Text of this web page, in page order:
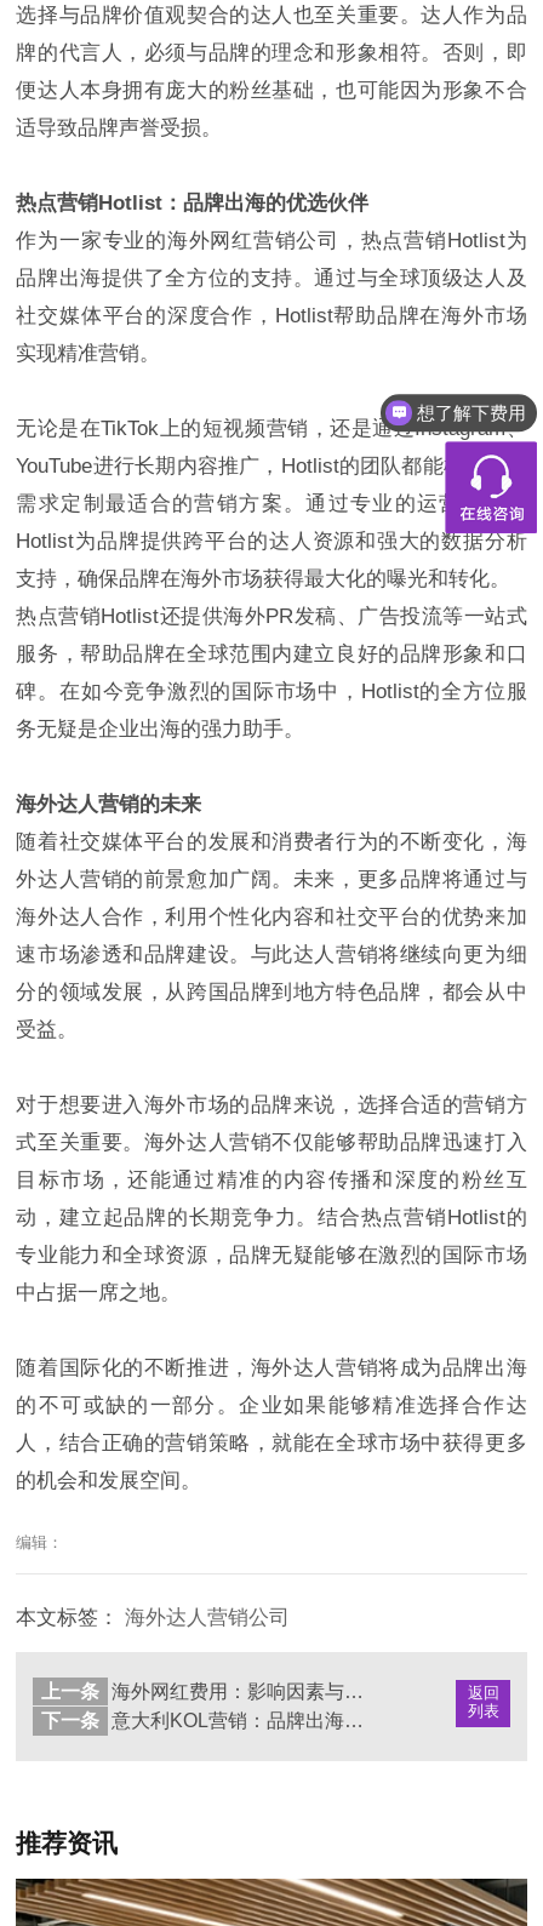
选择与品牌价值观契合的达人也至关重要。达人作为品
牌的代言人，必须与品牌的理念和形象相符。否则，即
便达人本身拥有庞大的粉丝基础，也可能因为形象不合
适导致品牌声誉受损。
热点营销Hotlist：品牌出海的优选伙伴
作为一家专业的海外网红营销公司，热点营销Hotlist为
品牌出海提供了全方位的支持。通过与全球顶级达人及
社交媒体平台的深度合作，Hotlist帮助品牌在海外市场
实现精准营销。
无论是在TikTok上的短视频营销，还是通过Instagram、
YouTube进行长期内容推广，Hotlist的团队都能根据品牌
需求定制最适合的营销方案。通过专业的运营经验，
Hotlist为品牌提供跨平台的达人资源和强大的数据分析
支持，确保品牌在海外市场获得最大化的曝光和转化。
热点营销Hotlist还提供海外PR发稿、广告投流等一站式
服务，帮助品牌在全球范围内建立良好的品牌形象和口
碑。在如今竞争激烈的国际市场中，Hotlist的全方位服
务无疑是企业出海的强力助手。
海外达人营销的未来
随着社交媒体平台的发展和消费者行为的不断变化，海
外达人营销的前景愈加广阔。未来，更多品牌将通过与
海外达人合作，利用个性化内容和社交平台的优势来加
速市场渗透和品牌建设。与此达人营销将继续向更为细
分的领域发展，从跨国品牌到地方特色品牌，都会从中
受益。
对于想要进入海外市场的品牌来说，选择合适的营销方
式至关重要。海外达人营销不仅能够帮助品牌迅速打入
目标市场，还能通过精准的内容传播和深度的粉丝互
动，建立起品牌的长期竞争力。结合热点营销Hotlist的
专业能力和全球资源，品牌无疑能够在激烈的国际市场
中占据一席之地。
随着国际化的不断推进，海外达人营销将成为品牌出海
的不可或缺的一部分。企业如果能够精准选择合作达
人，结合正确的营销策略，就能在全球市场中获得更多
的机会和发展空间。
编辑：
本文标签：海外达人营销公司
返回
列表
上一条
海外网红费用：影响因素与营销策略
下一条
意大利KOL营销：品牌出海的必备战略
推荐资讯
都有什么服务